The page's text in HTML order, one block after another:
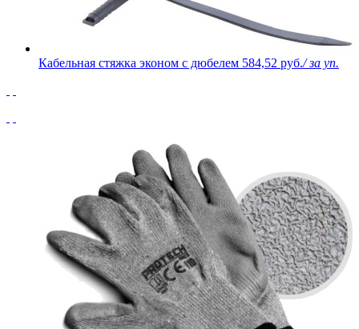
Кабельная стяжка эконом с дюбелем 584,52 руб./ за уп.